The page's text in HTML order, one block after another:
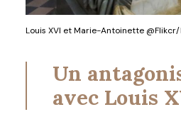
Louis XVI et Marie-Antoinette
Un
avec Louis